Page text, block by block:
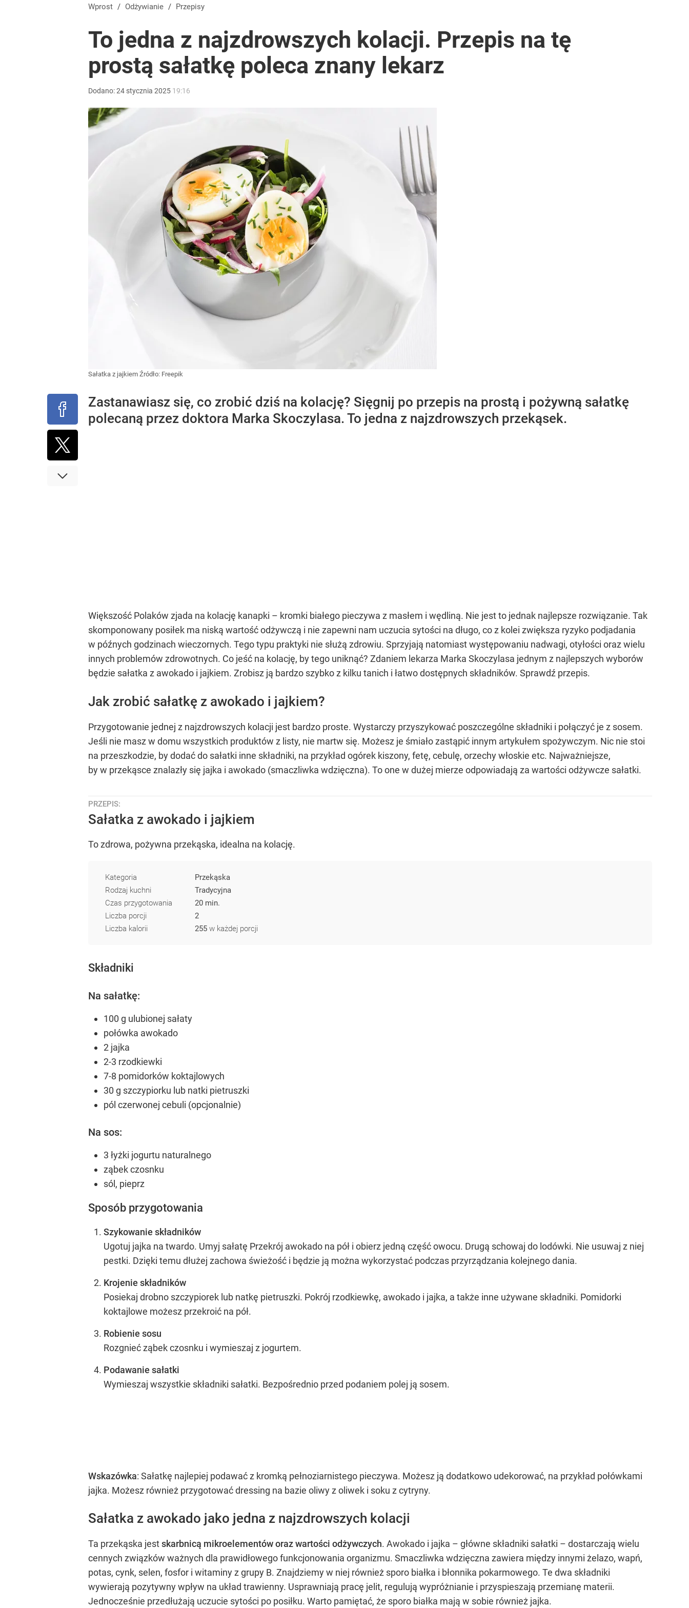
Wprost / Odżywianie / Przepisy
To jedna z najzdrowszych kolacji. Przepis na tę
prostą sałatkę poleca znany lekarz
Dodano:24 stycznia 2025 19:16
Sałatka z jajkiem Źródło: Freepik
Zastanawiasz się, co zrobić dziś na kolację? Sięgnij po przepis na prostą i pożywną sałatkę
polecaną przez doktora Marka Skoczylasa. To jedna z najzdrowszych przekąsek.
Większość Polaków zjada na kolację kanapki – kromki białego pieczywa z masłem i wędliną. Nie jest to jednak najlepsze rozwiązanie. Tak
skomponowany posiłek ma niską wartość odżywczą i nie zapewni nam uczucia sytości na długo, co z kolei zwiększa ryzyko podjadania
w późnych godzinach wieczornych. Tego typu praktyki nie służą zdrowiu. Sprzyjają natomiast występowaniu nadwagi, otyłości oraz wielu
innych problemów zdrowotnych. Co jeść na kolację, by tego uniknąć? Zdaniem lekarza Marka Skoczylasa jednym z najlepszych wyborów
będzie sałatka z awokado i jajkiem. Zrobisz ją bardzo szybko z kilku tanich i łatwo dostępnych składników. Sprawdź przepis.
Jak zrobić sałatkę z awokado i jajkiem?
Przygotowanie jednej z najzdrowszych kolacji jest bardzo proste. Wystarczy przyszykować poszczególne składniki i połączyć je z sosem.
Jeśli nie masz w domu wszystkich produktów z listy, nie martw się. Możesz je śmiało zastąpić innym artykułem spożywczym. Nic nie stoi
na przeszkodzie, by dodać do sałatki inne składniki, na przykład ogórek kiszony, fetę, cebulę, orzechy włoskie etc. Najważniejsze,
by w przekąsce znalazły się jajka i awokado (smaczliwka wdzięczna). To one w dużej mierze odpowiadają za wartości odżywcze sałatki.
PRZEPIS:
Sałatka z awokado i jajkiem
To zdrowa, pożywna przekąska, idealna na kolację.
Kategoria
Przekąska
Rodzaj kuchni
Tradycyjna
Czas przygotowania
20 min.
Liczba porcji
2
Liczba kalorii
255 w każdej porcji
Składniki
Na sałatkę:
100 g ulubionej sałaty
połówka awokado
2 jajka
2-3 rzodkiewki
7-8 pomidorków koktajlowych
30 g szczypiorku lub natki pietruszki
pól czerwonej cebuli (opcjonalnie)
Na sos:
3 łyżki jogurtu naturalnego
ząbek czosnku
sól, pieprz
Sposób przygotowania
Szykowanie składników
Ugotuj jajka na twardo. Umyj sałatę Przekrój awokado na pół i obierz jedną część owocu. Drugą schowaj do lodówki. Nie usuwaj z niej
pestki. Dzięki temu dłużej zachowa świeżość i będzie ją można wykorzystać podczas przyrządzania kolejnego dania.
Krojenie składników
Posiekaj drobno szczypiorek lub natkę pietruszki. Pokrój rzodkiewkę, awokado i jajka, a także inne używane składniki. Pomidorki
koktajlowe możesz przekroić na pół.
Robienie sosu
Rozgnieć ząbek czosnku i wymieszaj z jogurtem.
Podawanie sałatki
Wymieszaj wszystkie składniki sałatki. Bezpośrednio przed podaniem polej ją sosem.
Wskazówka: Sałatkę najlepiej podawać z kromką pełnoziarnistego pieczywa. Możesz ją dodatkowo udekorować, na przykład połówkami
jajka. Możesz również przygotować dressing na bazie oliwy z oliwek i soku z cytryny.
Sałatka z awokado jako jedna z najzdrowszych kolacji
Ta przekąska jestskarbnicą mikroelementów oraz wartości odżywczych. Awokado i jajka – główne składniki sałatki – dostarczają wielu
cennych związków ważnych dla prawidłowego funkcjonowania organizmu. Smaczliwka wdzięczna zawiera między innymi żelazo, wapń,
potas, cynk, selen, fosfor i witaminy z grupy B. Znajdziemy w niej również sporo białka i błonnika pokarmowego. Te dwa składniki
wywierają pozytywny wpływ na układ trawienny. Usprawniają pracę jelit, regulują wypróżnianie i przyspieszają przemianę materii.
Jednocześnie przedłużają uczucie sytości po posiłku. Warto pamiętać, że sporo białka mają w sobie również jajka.